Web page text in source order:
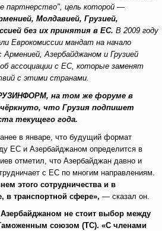
партнерство", цель которой —
Молдавией, Грузией,
без их принятия в ЕС. В 2009 году
Еврокомиссии мандат на начало
Арменией, Азербайджаном и Грузией
ассоциации с ЕС, которые заменят
с этими странами.
на том же форуме в
что Грузия подпишет
текущего года.
в январе, что будущий формат
ЕС и Азербайджаном определится в
отметил, что Азербайджан давно и
с ЕС по многим направлениям.
этого сотрудничества и в
в транспортной сфере», — сказал он.
не стоит выбор между
союзом (ТС). «С членами